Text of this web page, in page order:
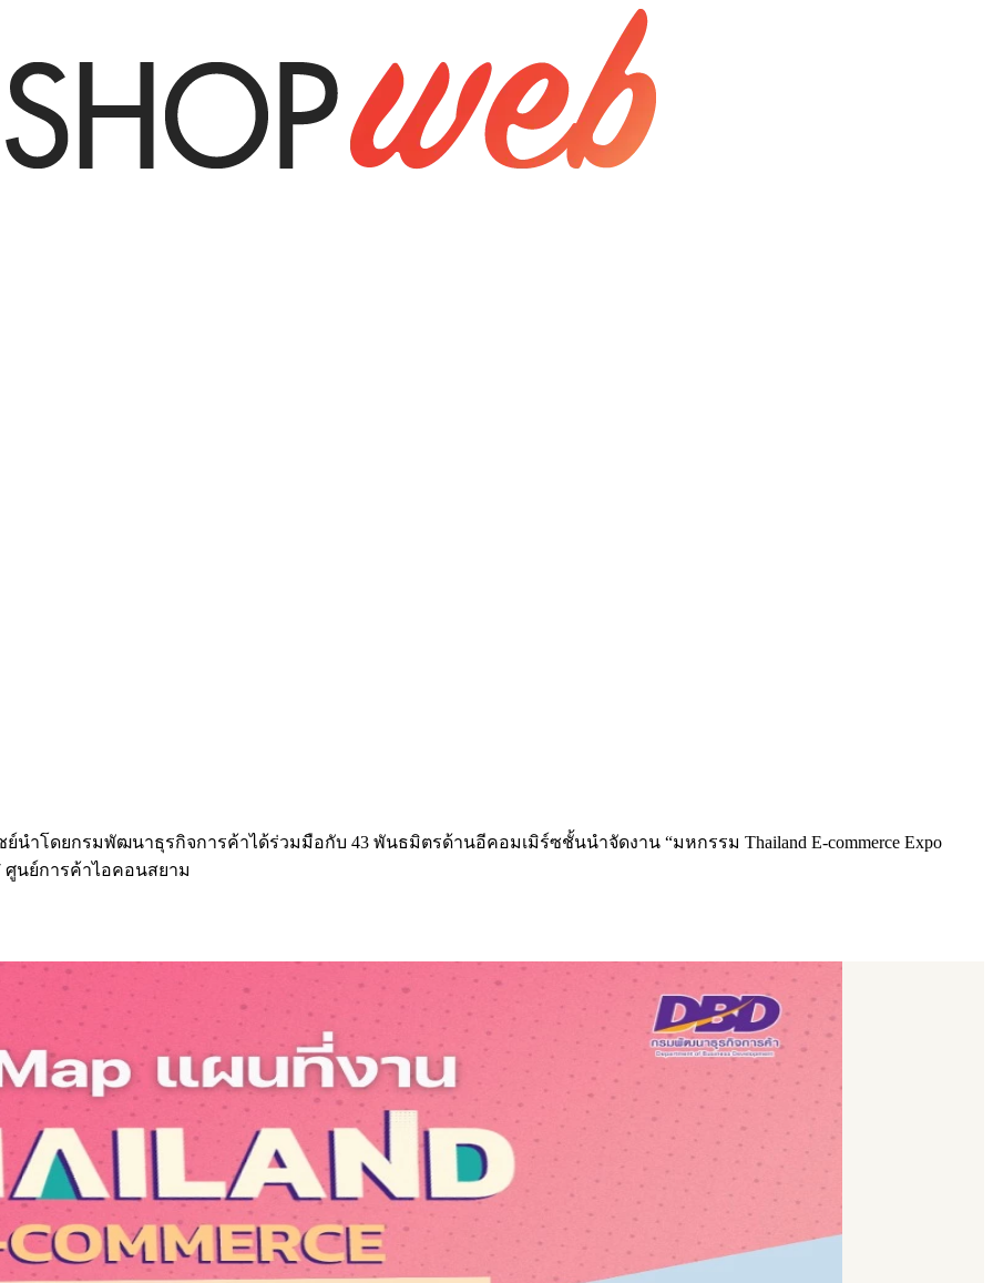
ชย์นำโดยกรมพัฒนาธุรกิจการค้าได้ร่วมมือกับ 43 พันธมิตรด้านอีคอมเมิร์ซชั้นนำจัดงาน “มหกรรม Thailand E-commerce Expo
ศูนย์การค้าไอคอนสยาม